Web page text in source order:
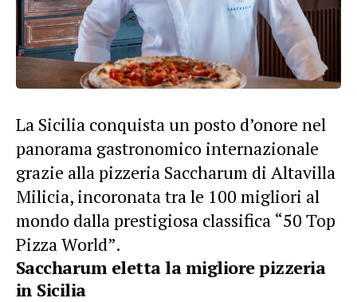
La Sicilia conquista un posto d’onore nel
panorama gastronomico internazionale
grazie alla pizzeria Saccharum di Altavilla
Milicia, incoronata tra le 100 migliori al
mondo dalla prestigiosa classifica “50 Top
Pizza World”.
Saccharum eletta la migliore pizzeria
in Sicilia